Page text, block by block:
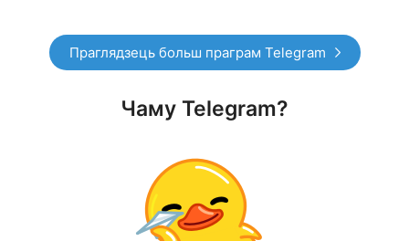
Праглядзець больш праграм Telegram
Чаму Telegram?